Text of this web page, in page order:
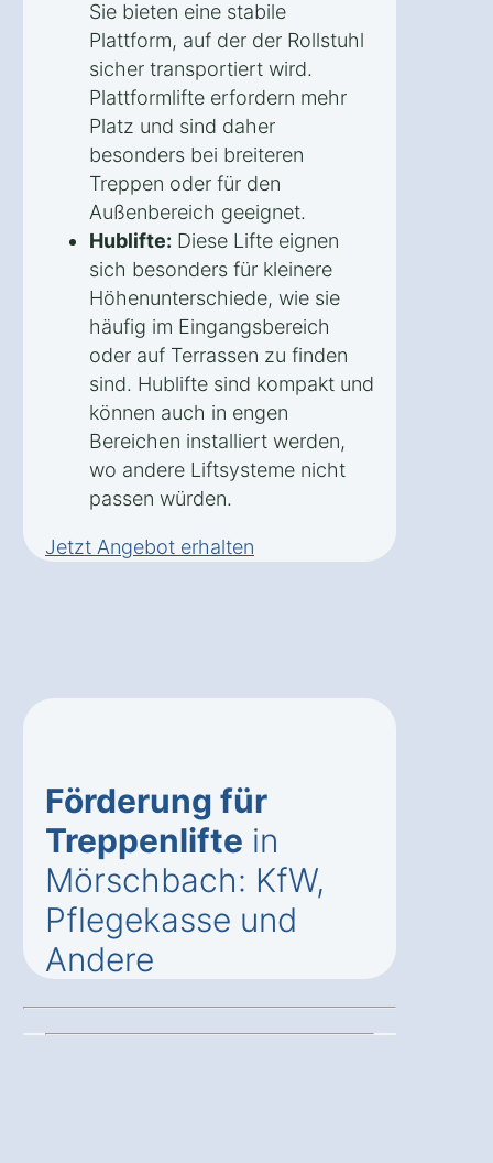
Sie bieten eine stabile
Plattform, auf der der Rollstuhl
sicher transportiert wird.
Plattformlifte erfordern mehr
Platz und sind daher
besonders bei breiteren
Treppen oder für den
Außenbereich geeignet.
Hublifte: Diese Lifte eignen
sich besonders für kleinere
Höhenunterschiede, wie sie
häufig im Eingangsbereich
oder auf Terrassen zu finden
sind. Hublifte sind kompakt und
können auch in engen
Bereichen installiert werden,
wo andere Liftsysteme nicht
passen würden.
Jetzt Angebot erhalten
Förderung für
Treppenlifte in
Mörschbach: KfW,
Pflegekasse und
Andere